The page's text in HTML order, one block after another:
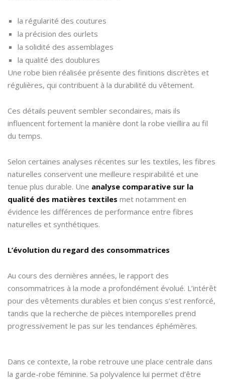
la régularité des coutures
la précision des ourlets
la solidité des assemblages
la qualité des doublures
Une robe bien réalisée présente des finitions discrètes et
régulières, qui contribuent à la durabilité du vêtement.
Ces détails peuvent sembler secondaires, mais ils
influencent fortement la manière dont la robe vieillira au fil
du temps.
Selon certaines analyses récentes sur les textiles, les fibres
naturelles conservent une meilleure respirabilité et une
tenue plus durable. Une analyse comparative sur la
qualité des matières textiles met notamment en
évidence les différences de performance entre fibres
naturelles et synthétiques.
L’évolution du regard des consommatrices
Au cours des dernières années, le rapport des
consommatrices à la mode a profondément évolué. L’intérêt
pour des vêtements durables et bien conçus s’est renforcé,
tandis que la recherche de pièces intemporelles prend
progressivement le pas sur les tendances éphémères.
Dans ce contexte, la robe retrouve une place centrale dans
la garde-robe féminine. Sa polyvalence lui permet d’être